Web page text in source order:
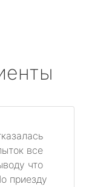
все
что
приезду